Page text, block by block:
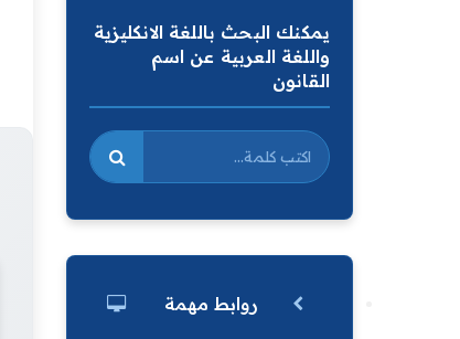
يمكنك البحث باللغة الانكليزية
واللغة العربية عن اسم
القانون
روابط مهمة